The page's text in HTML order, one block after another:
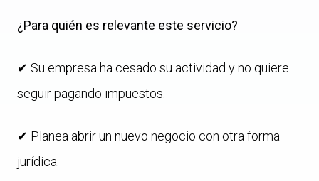
¿Para quién es relevante este servicio?
✔ Su empresa ha cesado su actividad y no quiere
seguir pagando impuestos.
✔ Planea abrir un nuevo negocio con otra forma
jurídica.